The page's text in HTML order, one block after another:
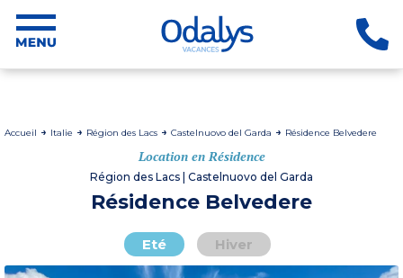
Accueil Italie Région des Lacs Castelnuovo del Garda Résidence Belvedere
Location en Résidence
Région des Lacs | Castelnuovo del Garda
Résidence Belvedere
Eté Hiver